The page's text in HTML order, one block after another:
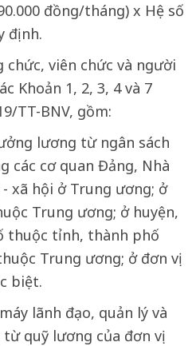
đồng/tháng) x Hệ số
định.
viên chức và người
Khoản 1, 2, 3, 4 và 7
TT-BNV, gồm:
lương từ ngân sách
các cơ quan Đảng, Nhà
xã hội ở Trung ương; ở
Trung ương; ở huyện,
thuộc tỉnh, thành phố
Trung ương; ở đơn vị
biệt.
lãnh đạo, quản lý và
quỹ lương của đơn vị